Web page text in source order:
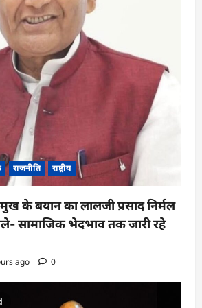
राजनीति राष्ट्रीय
के बयान का लालजी प्रसाद निर्मल
सामाजिक भेदभाव तक जारी रहे
ago 0